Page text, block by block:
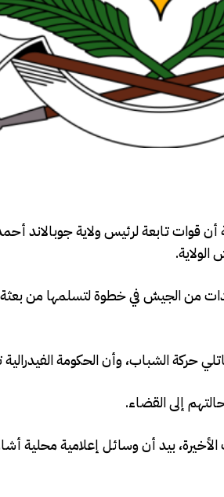
الدفاع الصومالية أن قوات تابعة لرئيس ولاية
من الجيش في خطوة لتسلمها من بعثة
حركة الشباب، وأن الحكومة
إلى القضاء.
الأخيرة، بيد أن وسائل إعلامية